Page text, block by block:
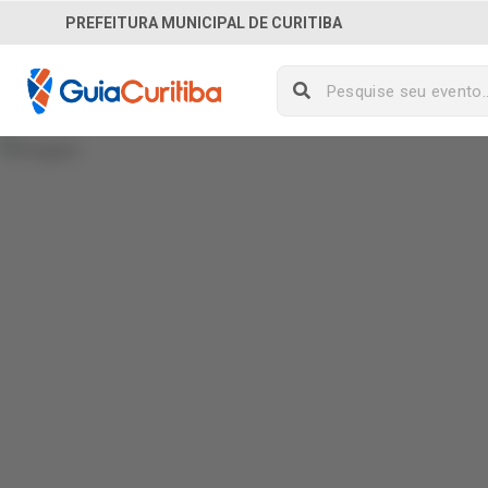
PREFEITURA MUNICIPAL DE CURITIBA